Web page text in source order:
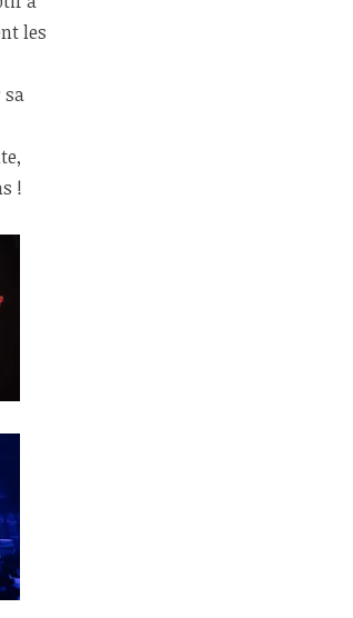
les
sa
!